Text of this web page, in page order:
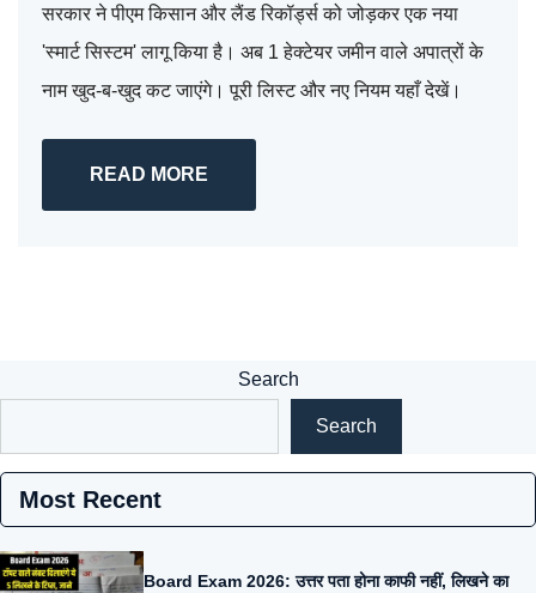
सरकार ने पीएम किसान और लैंड रिकॉर्ड्स को जोड़कर एक नया
'स्मार्ट सिस्टम' लागू किया है। अब 1 हेक्टेयर जमीन वाले अपात्रों के
नाम खुद-ब-खुद कट जाएंगे। पूरी लिस्ट और नए नियम यहाँ देखें।
READ MORE
Search
Search
Most Recent
Board Exam 2026: उत्तर पता होना काफी नहीं, लिखने का